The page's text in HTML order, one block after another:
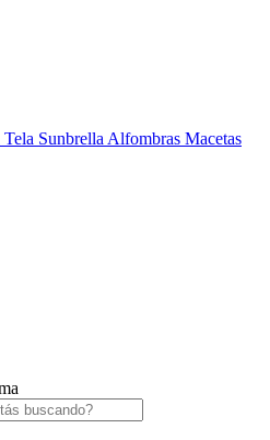
Tela Sunbrella Alfombras Macetas